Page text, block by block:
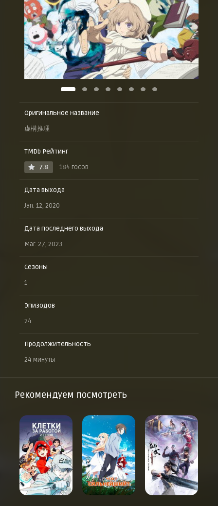
Оригинальное название
虚構推理
TMDb Рейтинг
7.8
184 госов
Дата выхода
Jan. 12, 2020
Дата последнего выхода
Mar. 27, 2023
Сезоны
1
Эпизодов
24
Продолжительность
24 минуты
Рекомендуем посмотреть